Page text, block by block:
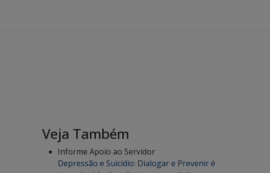
Veja Também
Informe Apoio ao Servidor
Depressão e Suicídio: Dialogar e Prevenir é